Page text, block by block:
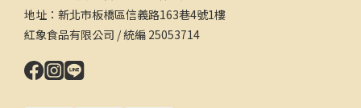
地址：新北市板橋區信義路163巷4號1樓
紅象食品有限公司 / 統編 25053714